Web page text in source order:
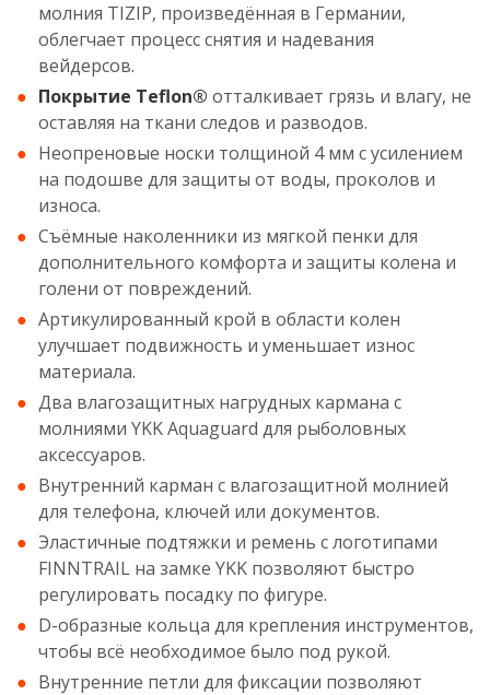
молния TIZIP, произведённая в Германии,
облегчает процесс снятия и надевания
вейдерсов.
Покрытие Teflon® отталкивает грязь и влагу, не
оставляя на ткани следов и разводов.
Неопреновые носки толщиной 4 мм с усилением
на подошве для защиты от воды, проколов и
износа.
Съёмные наколенники из мягкой пенки для
дополнительного комфорта и защиты колена и
голени от повреждений.
Артикулированный крой в области колен
улучшает подвижность и уменьшает износ
материала.
Два влагозащитных нагрудных кармана с
молниями YKK Aquaguard для рыболовных
аксессуаров.
Внутренний карман с влагозащитной молнией
для телефона, ключей или документов.
Эластичные подтяжки и ремень с логотипами
FINNTRAIL на замке YKK позволяют быстро
регулировать посадку по фигуре.
D-образные кольца для крепления инструментов,
чтобы всё необходимое было под рукой.
Внутренние петли для фиксации позволяют